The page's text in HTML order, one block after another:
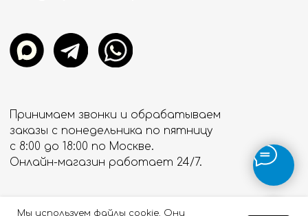
Мы используем файлы cookie. Они